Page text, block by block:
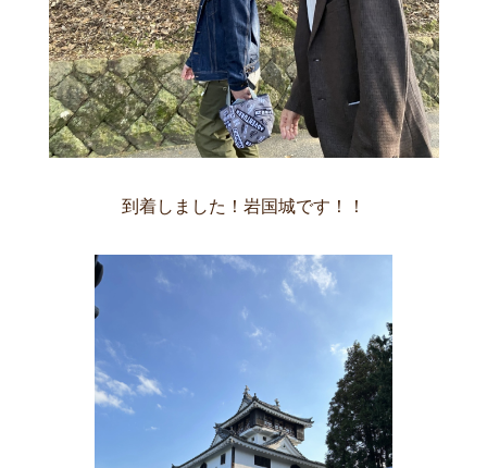
到着しました！岩国城です！！